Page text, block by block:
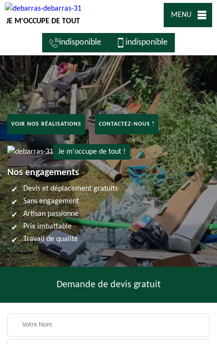
JE M'OCCUPE DE TOUT
MENU
indisponible indisponible
VOIR NOS RÉALISATIONS CONTACTEZ-NOUS !
Je m'occupe de tout !
Nos engagements
Devis et déplacement gratuits
Sans engagement
Artisan passionné
Prix imbattable
Travail de qualité
Demande de devis gratuit